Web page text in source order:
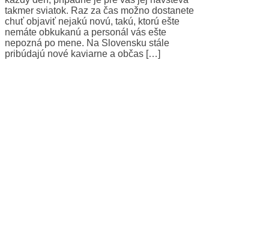
takmer sviatok. Raz za čas možno dostanete
chuť objaviť nejakú novú, takú, ktorú ešte
nemáte obkukanú a personál vás ešte
nepozná po mene. Na Slovensku stále
pribúdajú nové kaviarne a občas […]